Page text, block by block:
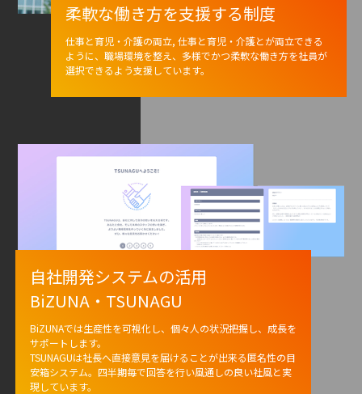
柔軟な働き方を支援する制度
仕事と育児・介護の両立, 仕事と育児・介護とが両立できる
ように、職場環境を整え、多様でかつ柔軟な働き方を社員が
選択できるよう支援しています。
自社開発システムの活用
BiZUNA・TSUNAGU
BiZUNAでは生産性を可視化し、個々人の状況把握し、成長を
サポートします。
TSUNAGUは社長へ直接意見を届けることが出来る匿名性の目
安箱システム。四半期毎で回答を行い風通しの良い社風と実
現しています。